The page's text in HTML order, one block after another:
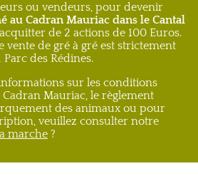
ou vendeurs, pour devenir
au Cadran Mauriac dans le Cantal
de 2 actions de 100 Euros.
vente de gré à gré est strictement
des Rédines.
sur les conditions
Cadran Mauriac, le règlement
des animaux ou pour
veuillez consulter notre
marche ?